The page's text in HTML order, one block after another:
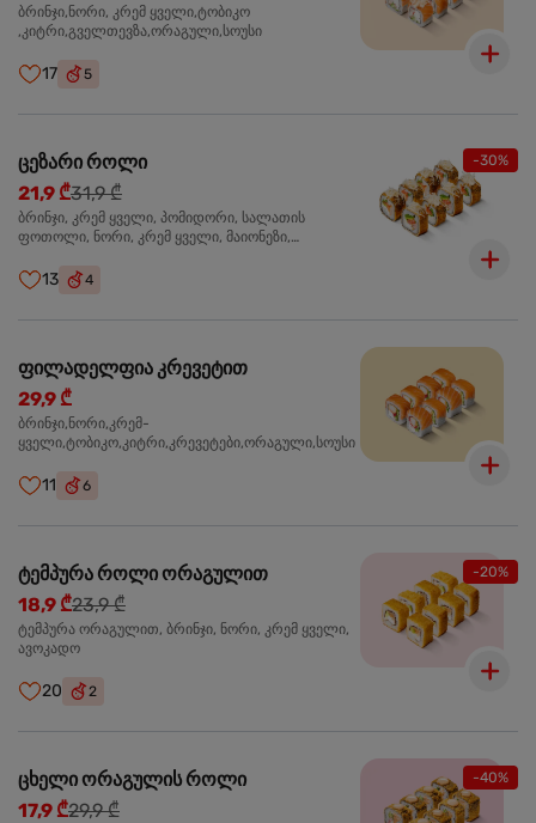
ბრინჯი,ნორი, კრემ ყველი,ტობიკო
,კიტრი,გველთევზა,ორაგული,სოუსი
17 5
-30%
ცეზარი როლი
21,9 ₾31,9 ₾
ბრინჯი, კრემ ყველი, პომიდორი, სალათის
ფოთოლი, ნორი, კრემ ყველი, მაიონეზი,
შებოლილი ქათმის ფილე
13 4
ფილადელფია კრევეტით
29,9 ₾
ბრინჯი,ნორი,კრემ-
ყველი,ტობიკო,კიტრი,კრევეტები,ორაგული,სოუსი
11 6
-20%
ტემპურა როლი ორაგულით
18,9 ₾23,9 ₾
ტემპურა ორაგულით, ბრინჯი, ნორი, კრემ ყველი,
ავოკადო
20 2
-40%
ცხელი ორაგულის როლი
17,9 ₾29,9 ₾